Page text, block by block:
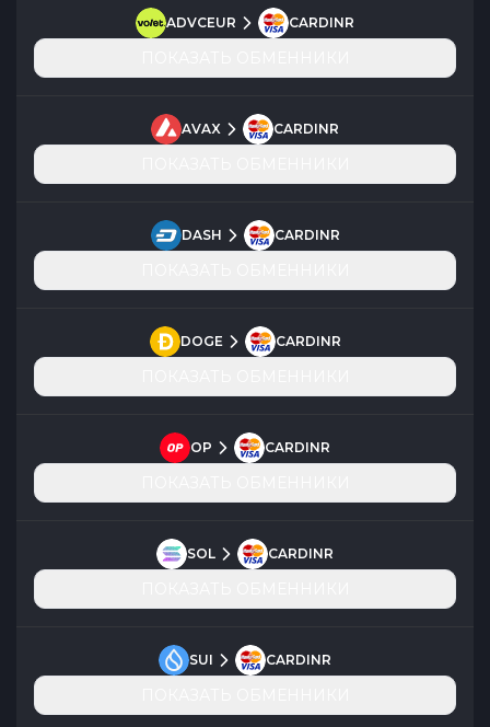
ADVCEUR CARDINR
AVAX CARDINR
DASH CARDINR
DOGE CARDINR
OP CARDINR
SOL CARDINR
SUI CARDINR